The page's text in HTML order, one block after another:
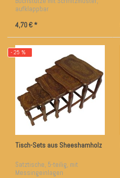
aufklappbar
4,70 € *
- 25 %
Tisch-Sets aus Sheeshamholz
Satztische, 5-teilig, mit
Messingeinlagen